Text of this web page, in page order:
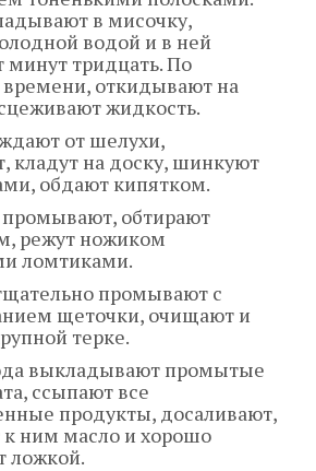
в мисочку,
водой и в ней
минут тридцать. По
откидывают на
жидкость.
от шелухи,
кладут на доску, шинкуют
обдают кипятком.
обтирают
режут ножиком
ломтиками.
промывают с
щеточки, очищают и
терке.
выкладывают промытые
ссыпают все
продукты, досаливают,
ним масло и хорошо
ложкой.